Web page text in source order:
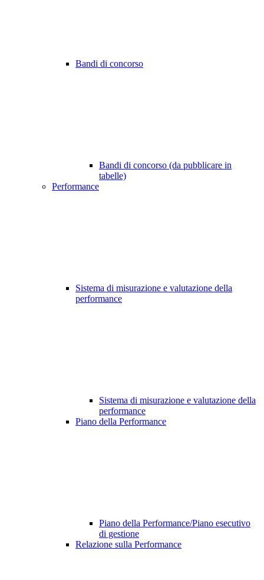
Bandi di concorso
Bandi di concorso (da pubblicare in
tabelle)
Performance
Sistema di misurazione e valutazione della
performance
Sistema di misurazione e valutazione della
performance
Piano della Performance
Piano della Performance/Piano esecutivo
di gestione
Relazione sulla Performance